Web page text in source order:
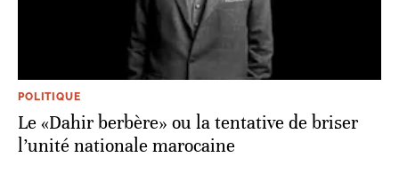
POLITIQUE
Le «Dahir berbère» ou la tentative de briser
l’unité nationale marocaine